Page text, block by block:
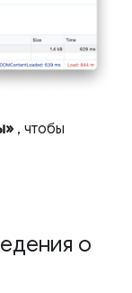
, чтобы
о